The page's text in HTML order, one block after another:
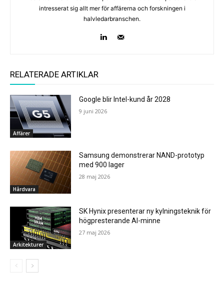
intresserat sig allt mer för affärerna och forskningen i
halvledarbranschen.
RELATERADE ARTIKLAR
Affärer
Google blir Intel-kund år 2028
9 juni 2026
Hårdvara
Samsung demonstrerar NAND-prototyp
med 900 lager
28 maj 2026
Arkitekturer
SK Hynix presenterar ny kylningsteknik för
högpresterande AI-minne
27 maj 2026